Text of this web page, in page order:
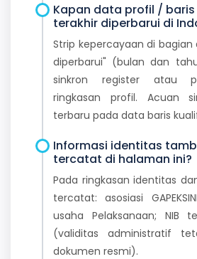
Kapan data profil /
terakhir diperbarui di
Strip kepercayaan di
diperbarui" (bulan dan
sinkron register atau
ringkasan profil. Acuan
terbaru pada data baris
Informasi identitas
tercatat di halaman ini?
Pada ringkasan identitas
tercatat: asosiasi
usaha Pelaksanaan; NIB
(validitas administratif
dokumen resmi).